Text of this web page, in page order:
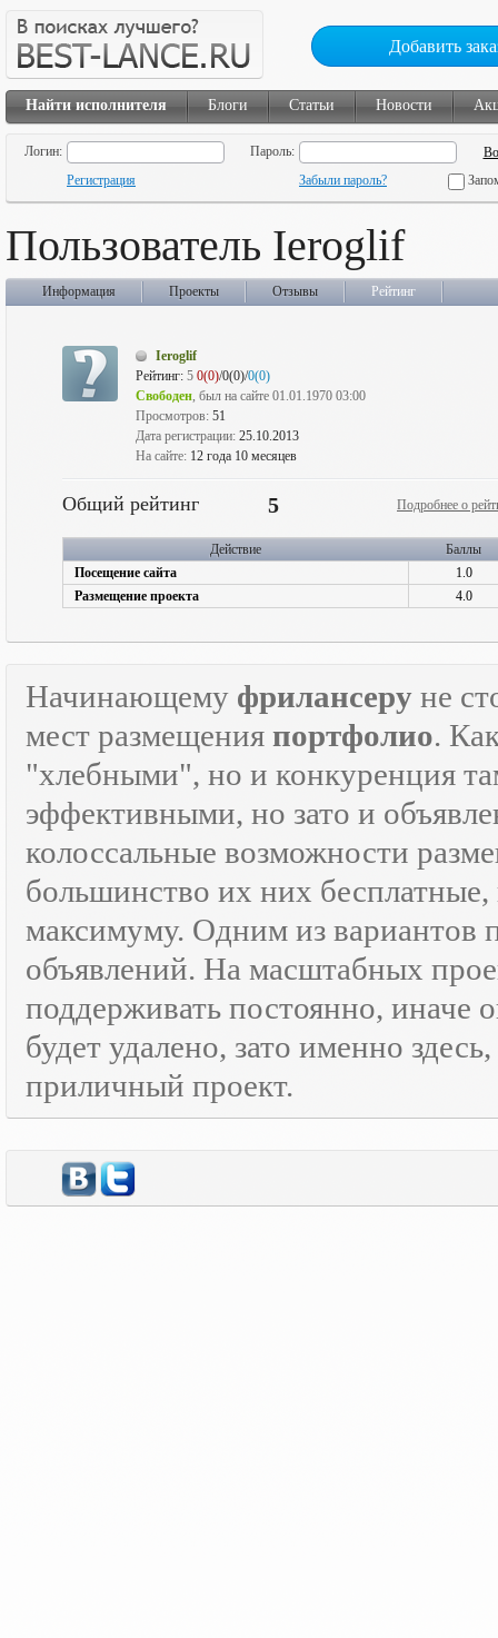
Добавить
Найти исполнителя Блоги Статьи Новости
Логин:
Пароль:
Регистрация
Забыли пароль?
Пользователь Ieroglif
Информация Проекты Отзывы Рейтинг
Ieroglif
Рейтинг: 5 0(0)/0(0)/0(0)
Свободен, был на сайте 01.01.1970 03:00
Просмотров: 51
Дата регистрации: 25.10.2013
На сайте: 12 года 10 месяцев
Общий рейтинг 5 Подробнее о
Действие
Баллы
Посещение сайта
1.0
Размещение проекта
4.0
Начинающему фрилансеру не
мест размещения портфолио.
"хлебными", но и конкуренция
эффективными, но зато и
колоссальные возможности
большинство их них
максимуму. Одним из вариантов
объявлений. На масштабных
поддерживать постоянно, иначе
будет удалено, зато именно
приличный проект.